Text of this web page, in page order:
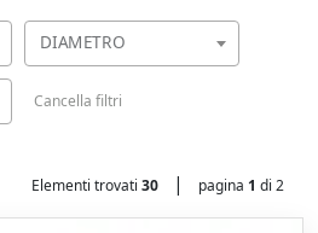
DIAMETRO
Cancella filtri
Elementi trovati 30 | pagina 1 di 2